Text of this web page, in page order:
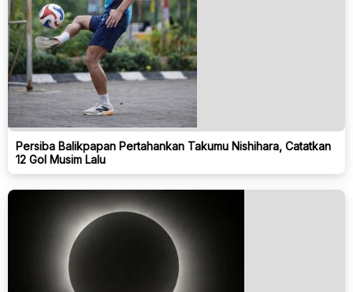
Persiba Balikpapan Pertahankan Takumu Nishihara, Catatkan
12 Gol Musim Lalu